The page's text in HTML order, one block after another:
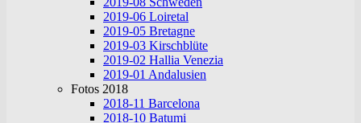
2019-06 Loiretal
2019-05 Bretagne
2019-03 Kirschblüte
2019-02 Hallia Venezia
2019-01 Andalusien
Fotos 2018
2018-11 Barcelona
2018-10 Batumi